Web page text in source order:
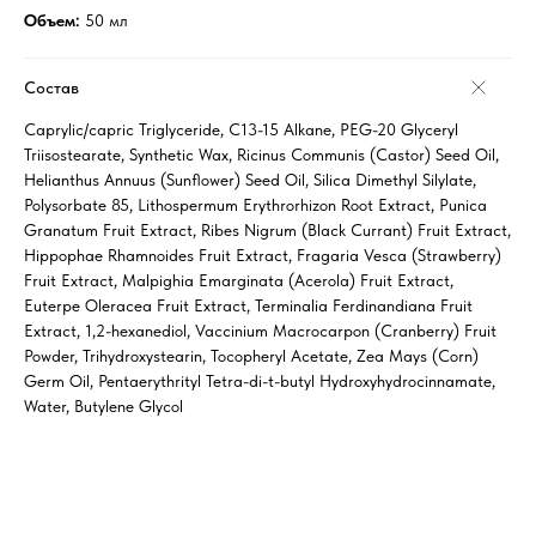
Объем: 50 мл
Состав
Caprylic/capric Triglyceride, C13-15 Alkane, PEG-20 Glyceryl
Triisostearate, Synthetic Wax, Ricinus Communis (Castor) Seed Oil,
Helianthus Annuus (Sunflower) Seed Oil, Silica Dimethyl Silylate,
Polysorbate 85, Lithospermum Erythrorhizon Root Extract, Punica
Granatum Fruit Extract, Ribes Nigrum (Black Currant) Fruit Extract,
Hippophae Rhamnoides Fruit Extract, Fragaria Vesca (Strawberry)
Fruit Extract, Malpighia Emarginata (Acerola) Fruit Extract,
Euterpe Oleracea Fruit Extract, Terminalia Ferdinandiana Fruit
Extract, 1,2-hexanediol, Vaccinium Macrocarpon (Cranberry) Fruit
Powder, Trihydroxystearin, Tocopheryl Acetate, Zea Mays (Corn)
Germ Oil, Pentaerythrityl Tetra-di-t-butyl Hydroxyhydrocinnamate,
Water, Butylene Glycol